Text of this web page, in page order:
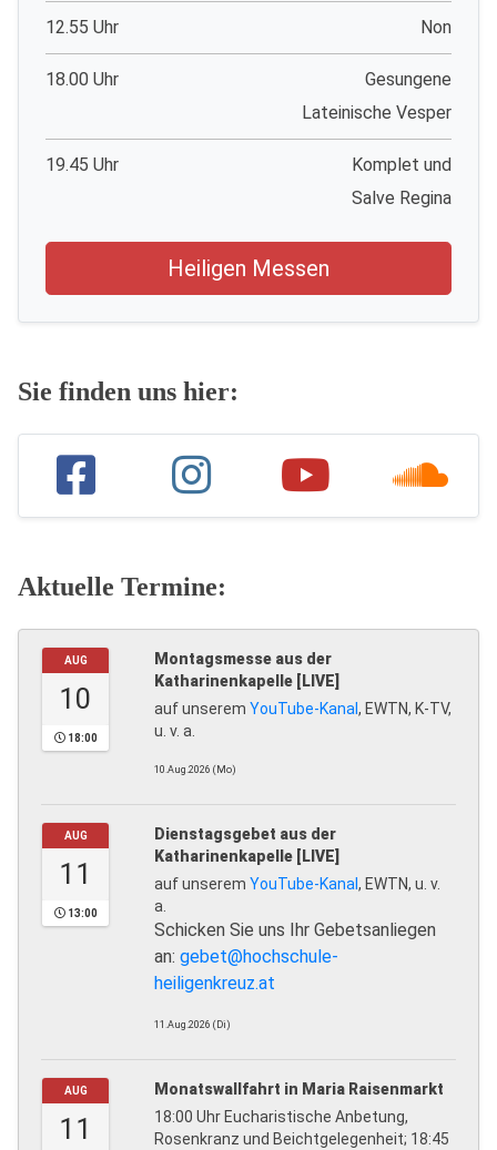
12.55 Uhr Non
18.00 Uhr
Gesungene
Lateinische Vesper
19.45 Uhr
Komplet und
Salve Regina
Heiligen Messen
Sie finden uns hier:
Aktuelle Termine:
AUG
10
18:00
Montagsmesse aus der
Katharinenkapelle [LIVE]
auf unserem YouTube-Kanal, EWTN, K-TV,
u. v. a.
10.Aug.2026 (Mo)
AUG
11
13:00
Dienstagsgebet aus der
Katharinenkapelle [LIVE]
auf unserem YouTube-Kanal, EWTN, u. v.
a.
Schicken Sie uns Ihr Gebetsanliegen
an: gebet@hochschule-
heiligenkreuz.at
11.Aug.2026 (Di)
AUG
11
Monatswallfahrt in Maria Raisenmarkt
18:00 Uhr Eucharistische Anbetung,
Rosenkranz und Beichtgelegenheit; 18:45